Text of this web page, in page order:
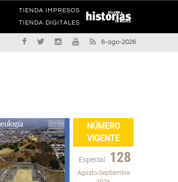
TIENDA IMPRESOS
TIENDA DIGITALES
6-ago-2026
NÚMERO
VIGENTE
Especial 128
Agosto-Septiembre